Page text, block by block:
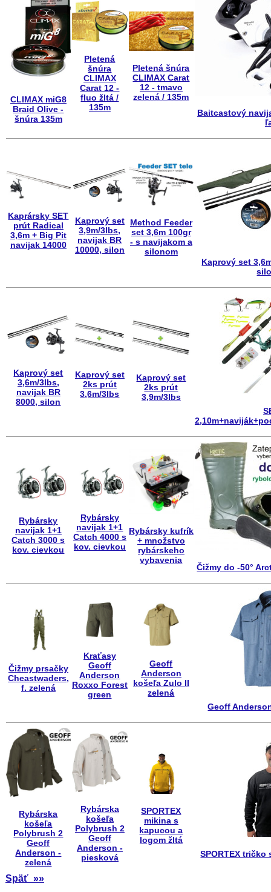
CLIMAX miG8
Braid Olive -
šnúra 135m
Pletená
šnúra
CLIMAX
Carat 12 -
fluo žltá /
135m
Pletená šnúra
CLIMAX Carat
12 - tmavo
zelená / 135m
Baitcastový
Kaprársky SET
prút Radical
3,6m + Big Pit
navijak 14000
Kaprový set
3,9m/3lbs,
navijak BR
10000, silon
Method Feeder
set 3,6m 100gr
- s navijakom a
silonom
Kaprový set
Kaprový set
3,6m/3lbs,
navijak BR
8000, silon
Kaprový set
2ks prút
3,6m/3lbs
Kaprový set
2ks prút
3,9m/3lbs
Rybársky
navijak 1+1
Catch 3000 s
kov. cievkou
Rybársky
navijak 1+1
Catch 4000 s
kov. cievkou
Rybársky kufrík
+ množstvo
rybárskeho
vybavenia
Čižmy do -50°
Čižmy prsačky
Cheastwaders,
f. zelená
Kraťasy
Geoff
Anderson
Roxxo Forest
green
Geoff
Anderson
košeľa Zulo II
zelená
Geoff
Rybárska
košeľa
Polybrush 2
Geoff
Anderson -
zelená
Rybárska
košeľa
Polybrush 2
Geoff
Anderson -
piesková
SPORTEX
mikina s
kapucou a
logom žltá
SPORTEX
Späť »»